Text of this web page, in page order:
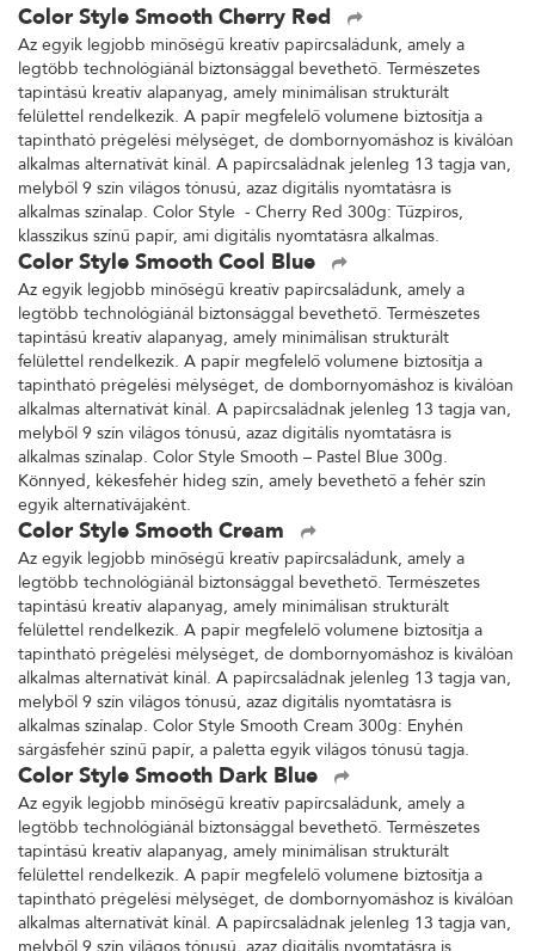
Color Style Smooth Cherry Red
Az egyik legjobb minőségű kreatív papírcsaládunk, amely a
legtöbb technológiánál biztonsággal bevethető. Természetes
tapintású kreatív alapanyag, amely minimálisan strukturált
felülettel rendelkezik. A papír megfelelő volumene biztosítja a
tapintható prégelési mélységet, de dombornyomáshoz is kiválóan
alkalmas alternatívát kínál. A papírcsaládnak jelenleg 13 tagja van,
melyből 9 szín világos tónusú, azaz digitális nyomtatásra is
alkalmas színalap. Color Style - Cherry Red 300g: Tűzpiros,
klasszikus színű papír, ami digitális nyomtatásra alkalmas.
Color Style Smooth Cool Blue
Az egyik legjobb minőségű kreatív papírcsaládunk, amely a
legtöbb technológiánál biztonsággal bevethető. Természetes
tapintású kreatív alapanyag, amely minimálisan strukturált
felülettel rendelkezik. A papír megfelelő volumene biztosítja a
tapintható prégelési mélységet, de dombornyomáshoz is kiválóan
alkalmas alternatívát kínál. A papírcsaládnak jelenleg 13 tagja van,
melyből 9 szín világos tónusú, azaz digitális nyomtatásra is
alkalmas színalap. Color Style Smooth – Pastel Blue 300g.
Könnyed, kékesfehér hideg szín, amely bevethető a fehér szín
egyik alternatívájaként.
Color Style Smooth Cream
Az egyik legjobb minőségű kreatív papírcsaládunk, amely a
legtöbb technológiánál biztonsággal bevethető. Természetes
tapintású kreatív alapanyag, amely minimálisan strukturált
felülettel rendelkezik. A papír megfelelő volumene biztosítja a
tapintható prégelési mélységet, de dombornyomáshoz is kiválóan
alkalmas alternatívát kínál. A papírcsaládnak jelenleg 13 tagja van,
melyből 9 szín világos tónusú, azaz digitális nyomtatásra is
alkalmas színalap. Color Style Smooth Cream 300g: Enyhén
sárgásfehér színű papír, a paletta egyik világos tónusú tagja.
Color Style Smooth Dark Blue
Az egyik legjobb minőségű kreatív papírcsaládunk, amely a
legtöbb technológiánál biztonsággal bevethető. Természetes
tapintású kreatív alapanyag, amely minimálisan strukturált
felülettel rendelkezik. A papír megfelelő volumene biztosítja a
tapintható prégelési mélységet, de dombornyomáshoz is kiválóan
alkalmas alternatívát kínál. A papírcsaládnak jelenleg 13 tagja van,